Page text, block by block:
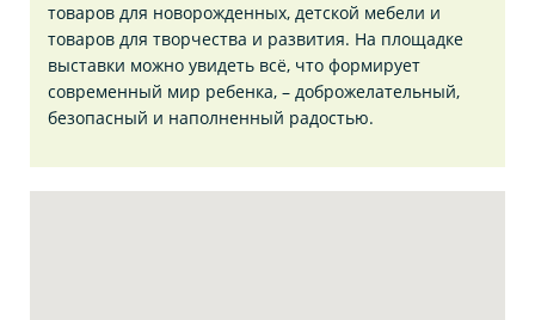
товаров для новорожденных, детской мебели и
товаров для творчества и развития. На площадке
выставки можно увидеть всё, что формирует
современный мир ребенка, – доброжелательный,
безопасный и наполненный радостью.